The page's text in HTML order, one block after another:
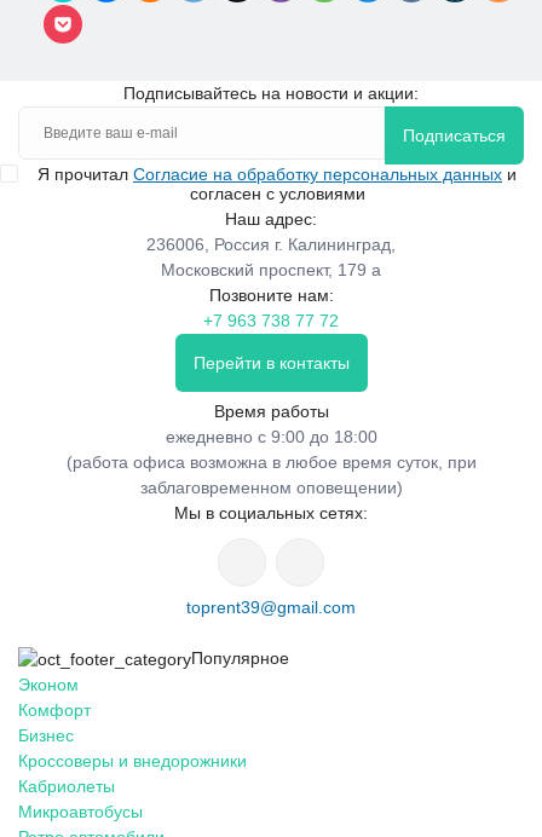
Подписывайтесь на новости и акции:
Подписаться
Я прочитал Согласие на обработку персональных данных и
согласен с условиями
Наш адрес:
236006, Россия г. Калининград,
Московский проспект, 179 а
Позвоните нам:
+7 963 738 77 72
Перейти в контакты
Время работы
ежедневно с 9:00 до 18:00
(работа офиса возможна в любое время суток, при
заблаговременном оповещении)
Мы в социальных сетях:
toprent39@gmail.com
Популярное
Эконом
Комфорт
Бизнес
Кроссоверы и внедорожники
Кабриолеты
Микроавтобусы